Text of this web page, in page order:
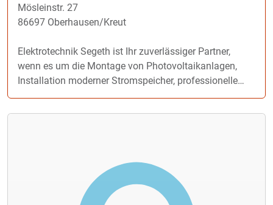
Mösleinstr. 27
86697 Oberhausen/Kreut
Elektrotechnik Segeth ist Ihr zuverlässiger Partner,
wenn es um die Montage von Photovoltaikanlagen,
Installation moderner Stromspeicher, professionelle
Elektroinstallationen oder energieeffiziente
unserer modernen Ausstattung und hochwertigen
Technik arbeiten wir besonders effizient, was eine
schnelle und präzise Fertigstellung Ihrer Projekte